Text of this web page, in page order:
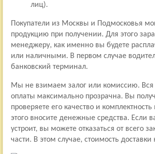
лиц).
Покупатели из Москвы и Подмосковья
продукцию при получении. Для этого
менеджеру, как именно вы будете
или наличными. В первом случае
банковский терминал.
Мы не взимаем залог или комиссию. Вся
оплаты максимально прозрачна. Вы
проверяете его качество и комплектность
этого вносите денежные средства. Если
устроит, вы можете отказаться от всего
части. В этом случае, стоимость